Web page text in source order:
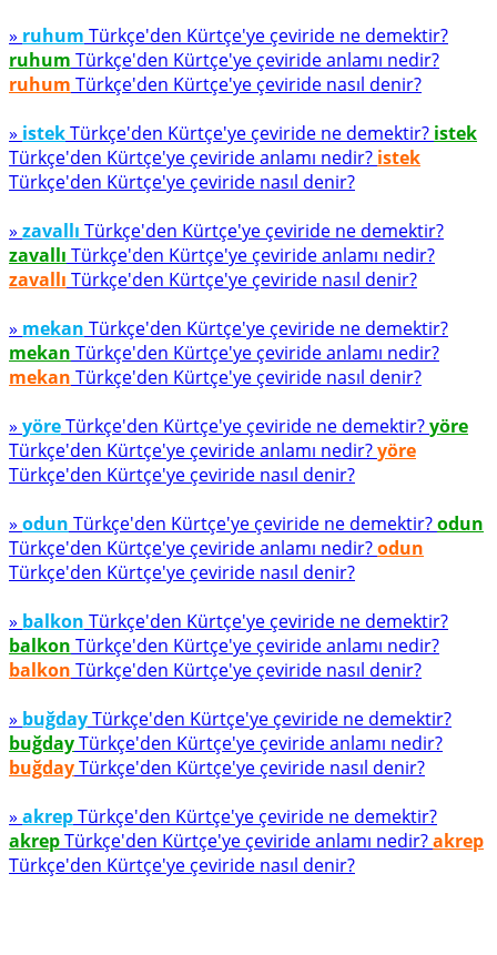
» ruhum Türkçe'den Kürtçe'ye çeviride ne demektir?
ruhum Türkçe'den Kürtçe'ye çeviride anlamı nedir?
ruhum Türkçe'den Kürtçe'ye çeviride nasıl denir?
» istekTürkçe'den Kürtçe'ye çeviride ne demektir? istek
Türkçe'den Kürtçe'ye çeviride anlamı nedir? istek
Türkçe'den Kürtçe'ye çeviride nasıl denir?
» zavallı Türkçe'den Kürtçe'ye çeviride ne demektir?
zavallı Türkçe'den Kürtçe'ye çeviride anlamı nedir?
zavallı Türkçe'den Kürtçe'ye çeviride nasıl denir?
» mekan Türkçe'den Kürtçe'ye çeviride ne demektir?
mekan Türkçe'den Kürtçe'ye çeviride anlamı nedir?
mekan Türkçe'den Kürtçe'ye çeviride nasıl denir?
» yöreTürkçe'den Kürtçe'ye çeviride ne demektir?yöre
Türkçe'den Kürtçe'ye çeviride anlamı nedir?yöre
Türkçe'den Kürtçe'ye çeviride nasıl denir?
» odun Türkçe'den Kürtçe'ye çeviride ne demektir?odun
Türkçe'den Kürtçe'ye çeviride anlamı nedir?odun
Türkçe'den Kürtçe'ye çeviride nasıl denir?
» balkon Türkçe'den Kürtçe'ye çeviride ne demektir?
balkon Türkçe'den Kürtçe'ye çeviride anlamı nedir?
balkon Türkçe'den Kürtçe'ye çeviride nasıl denir?
» buğdayTürkçe'den Kürtçe'ye çeviride ne demektir?
buğdayTürkçe'den Kürtçe'ye çeviride anlamı nedir?
buğdayTürkçe'den Kürtçe'ye çeviride nasıl denir?
» akrepTürkçe'den Kürtçe'ye çeviride ne demektir?
akrepTürkçe'den Kürtçe'ye çeviride anlamı nedir?akrep
Türkçe'den Kürtçe'ye çeviride nasıl denir?